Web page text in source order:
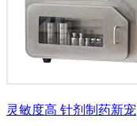
灵敏度高 针剂制药新宠